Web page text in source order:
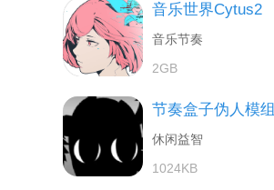
音乐世界Cytus2
音乐节奏
2GB
节奏盒子伪人模组
休闲益智
1024KB